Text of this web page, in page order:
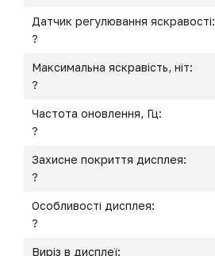
Датчик регулювання яскравості:
?
Максимальна яскравість, ніт:
?
Частота оновлення, Гц:
?
Захисне покриття дисплея:
?
Особливості дисплея:
?
Виріз в дисплеї: